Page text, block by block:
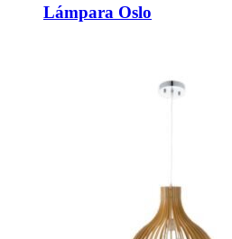
Lámpara Oslo